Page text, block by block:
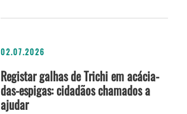
02.07.2026
Registar galhas de Trichi em acácia-
das-espigas: cidadãos chamados a
ajudar